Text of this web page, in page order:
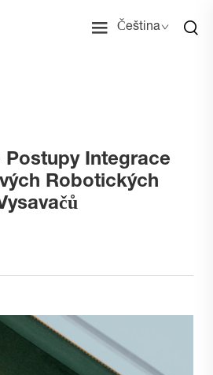
Čeština
Postupy Integrace
Robotických